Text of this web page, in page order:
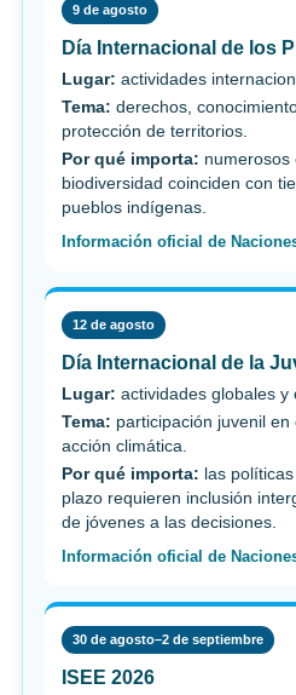
9 de agosto
Día Internacional de los
Lugar: actividades
Tema: derechos,
protección de territorios.
Por qué importa: numerosos
biodiversidad coinciden con
pueblos indígenas.
Información oficial de
12 de agosto
Día Internacional de la
Lugar: actividades globales y
Tema: participación juvenil
acción climática.
Por qué importa: las
plazo requieren inclusión
de jóvenes a las decisiones.
Información oficial de
30 de agosto–2 de septiembre
ISEE 2026